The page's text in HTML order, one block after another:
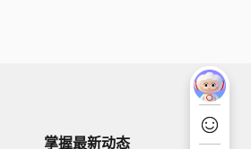
掌握最新动态